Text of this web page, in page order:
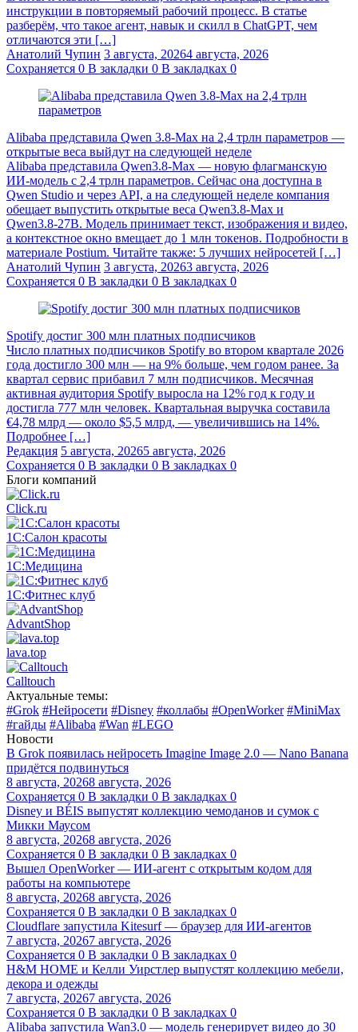
инструкции в повторяемый рабочий процесс. В статье
разберём, что такое агент, навык и скилл в ChatGPT, чем
отличаются эти […]
Анатолий Чупин 3 августа, 20264 августа, 2026
Сохраняется 0 В закладки 0 В закладках 0
Alibaba представила Qwen 3.8‑Max на 2,4 трлн параметров —
открытые веса выйдут на следующей неделе
Alibaba представила Qwen3.8‑Max — новую флагманскую
ИИ-модель с 2,4 трлн параметров. Сейчас она доступна в
Qwen Studio и через API, а на следующей неделе компания
обещает выпустить открытые веса Qwen3.8‑Max и
Qwen3.8‑27B. Модель принимает текст, изображения и видео,
а контекстное окно вмещает до 1 млн токенов. Подробности в
материале Postium. Читайте также: 5 лучших нейросетей […]
Анатолий Чупин 3 августа, 20263 августа, 2026
Сохраняется 0 В закладки 0 В закладках 0
Spotify достиг 300 млн платных подписчиков
Число платных подписчиков Spotify во втором квартале 2026
года достигло 300 млн — на 9% больше, чем годом ранее. За
квартал сервис прибавил 7 млн подписчиков. Месячная
активная аудитория Spotify выросла на 12% год к году и
достигла 777 млн человек. Квартальная выручка составила
€4,78 млрд — около $5,5 млрд, — увеличившись на 14%.
Подробнее […]
Редакция 5 августа, 20265 августа, 2026
Сохраняется 0 В закладки 0 В закладках 0
Блоги компаний
Click.ru
1С:Салон красоты
1С:Медицина
1С:Фитнес клуб
AdvantShop
lava.top
Calltouch
Актуальные темы:
#Grok #Нейросети #Disney #коллабы #OpenWorker #MiniMax
#гайды #Alibaba #Wan #LEGO
Новости
В Grok появилась нейросеть Imagine Image 2.0 — Nano Banana
придётся подвинуться
8 августа, 20268 августа, 2026
Сохраняется 0 В закладки 0 В закладках 0
Disney и BÉIS выпустят коллекцию чемоданов и сумок с
Микки Маусом
8 августа, 20268 августа, 2026
Сохраняется 0 В закладки 0 В закладках 0
Вышел OpenWorker — ИИ-агент с открытым кодом для
работы на компьютере
8 августа, 20268 августа, 2026
Сохраняется 0 В закладки 0 В закладках 0
Cloudflare запустила Kitesurf — браузер для ИИ-агентов
7 августа, 20267 августа, 2026
Сохраняется 0 В закладки 0 В закладках 0
H&M HOME и Келли Уирстлер выпустят коллекцию мебели,
декора и одежды
7 августа, 20267 августа, 2026
Сохраняется 0 В закладки 0 В закладках 0
Alibaba запустила Wan3.0 — модель генерирует видео до 30